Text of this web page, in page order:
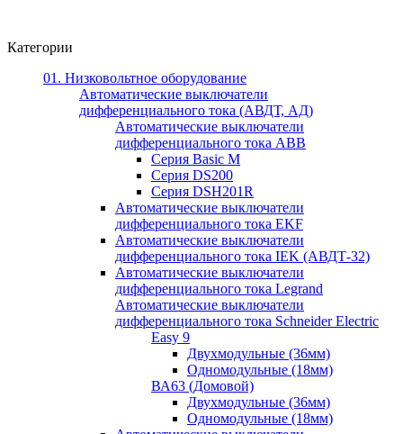
Категории
01. Низковольтное оборудование
Автоматические выключатели
дифференциального тока (АВДТ, АД)
Автоматические выключатели
дифференциального тока ABB
Серия Basic M
Серия DS200
Серия DSH201R
Автоматические выключатели
дифференциального тока EKF
Автоматические выключатели
дифференциального тока IEK (АВДТ-32)
Автоматические выключатели
дифференциального тока Legrand
Автоматические выключатели
дифференциального тока Schneider Electric
Easy 9
Двухмодульные (36мм)
Одномодульные (18мм)
ВА63 (Домовой)
Двухмодульные (36мм)
Одномодульные (18мм)